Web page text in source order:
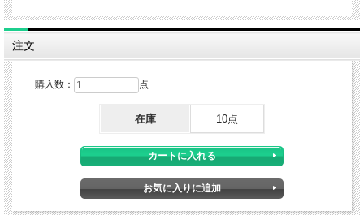
す。 留め用のゴムバンド： 実用的で機能的です。 罫線入り160ページ： 高品質な
滑らかな紙で、整然と書き込むのに最適です。 意味のあるギフト： 若者、堅信を
受ける人、カテキスタ、そして秘跡の瞬間に適しています。
注文
購入数： 点
在庫 10点